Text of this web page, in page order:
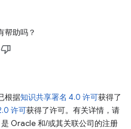
帮助吗？
根据知识共享署名 4.0 许可获得了
许可获得了许可。有关详情，请
Oracle 和/或其关联公司的注册